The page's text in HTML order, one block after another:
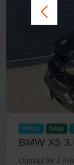
Privat Sälja
BMW X5
Upplagt för 2